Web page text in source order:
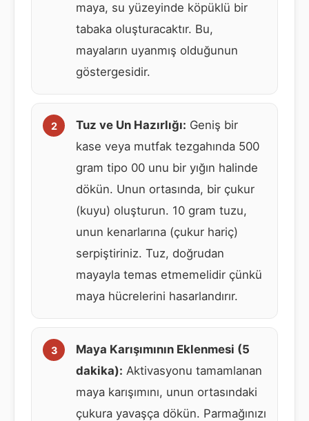
maya, su yüzeyinde köpüklü bir
tabaka oluşturacaktır. Bu,
mayaların uyanmış olduğunun
göstergesidir.
Tuz ve Un Hazırlığı: Geniş bir
kase veya mutfak tezgahında 500
gram tipo 00 unu bir yığın halinde
dökün. Unun ortasında, bir çukur
(kuyu) oluşturun. 10 gram tuzu,
unun kenarlarına (çukur hariç)
serpiştiriniz. Tuz, doğrudan
mayayla temas etmemelidir çünkü
maya hücrelerini hasarlandırır.
Maya Karışımının Eklenmesi (5
dakika): Aktivasyonu tamamlanan
maya karışımını, unun ortasındaki
çukura yavaşça dökün. Parmağınızı